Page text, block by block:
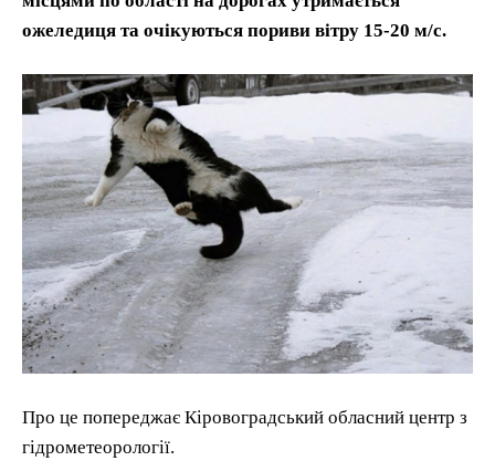
ожеледиця та очікуються пориви вітру 15-20 м/с.
Про це попереджає Кіровоградський обласний центр з
гідрометеорології.